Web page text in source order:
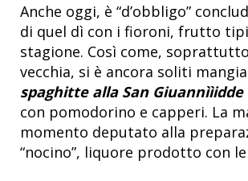
Anche oggi, è “d’obbligo”
di quel dì con i fioroni, frutto
stagione. Così come,
vecchia, si è ancora soliti
spaghitte alla San Giuannììidde
con pomodorino e capperi. La
momento deputato alla
“nocino”, liquore prodotto con